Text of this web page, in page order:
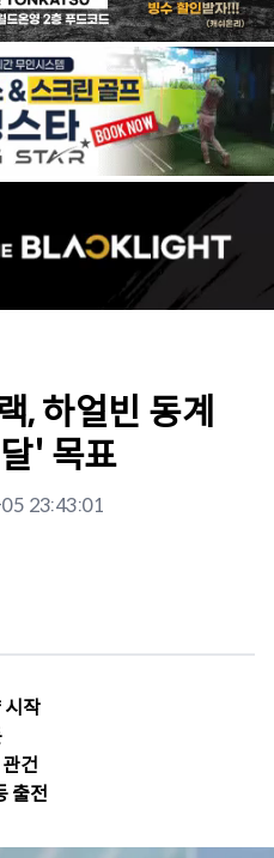
, 하얼빈 동계
' 목표
23:43:01
시작
관건